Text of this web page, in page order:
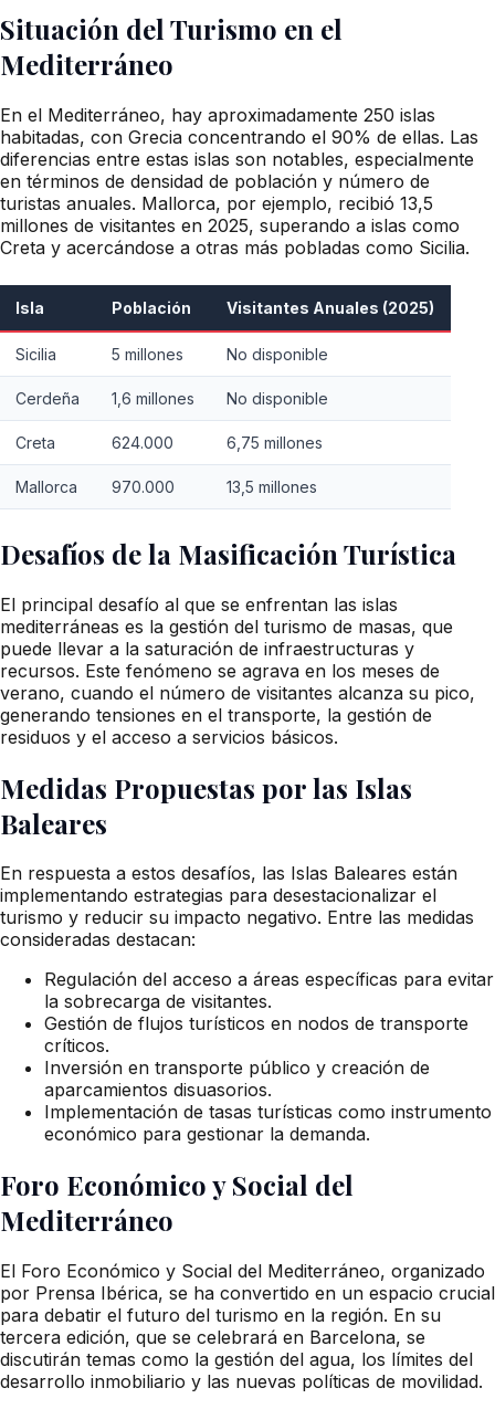
Situación del Turismo en el
Mediterráneo
En el Mediterráneo, hay aproximadamente 250 islas
habitadas, con Grecia concentrando el 90% de ellas. Las
diferencias entre estas islas son notables, especialmente
en términos de densidad de población y número de
turistas anuales. Mallorca, por ejemplo, recibió 13,5
millones de visitantes en 2025, superando a islas como
Creta y acercándose a otras más pobladas como Sicilia.
Isla Población Visitantes Anuales (2025)
Sicilia 5 millones No disponible
Cerdeña 1,6 millones No disponible
Creta 624.000 6,75 millones
Mallorca 970.000 13,5 millones
Desafíos de la Masificación Turística
El principal desafío al que se enfrentan las islas
mediterráneas es la gestión del turismo de masas, que
puede llevar a la saturación de infraestructuras y
recursos. Este fenómeno se agrava en los meses de
verano, cuando el número de visitantes alcanza su pico,
generando tensiones en el transporte, la gestión de
residuos y el acceso a servicios básicos.
Medidas Propuestas por las Islas
Baleares
En respuesta a estos desafíos, las Islas Baleares están
implementando estrategias para desestacionalizar el
turismo y reducir su impacto negativo. Entre las medidas
consideradas destacan:
Regulación del acceso a áreas específicas para evitar
la sobrecarga de visitantes.
Gestión de flujos turísticos en nodos de transporte
críticos.
Inversión en transporte público y creación de
aparcamientos disuasorios.
Implementación de tasas turísticas como instrumento
económico para gestionar la demanda.
Foro Económico y Social del
Mediterráneo
El Foro Económico y Social del Mediterráneo, organizado
por Prensa Ibérica, se ha convertido en un espacio crucial
para debatir el futuro del turismo en la región. En su
tercera edición, que se celebrará en Barcelona, se
discutirán temas como la gestión del agua, los límites del
desarrollo inmobiliario y las nuevas políticas de movilidad.